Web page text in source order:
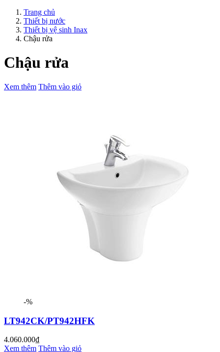
Trang chủ
Thiết bị nước
Thiết bị vệ sinh Inax
Chậu rửa
Chậu rửa
Xem thêm Thêm vào giỏ
-%
LT942CK/PT942HFK
4.060.000₫
Xem thêm Thêm vào giỏ